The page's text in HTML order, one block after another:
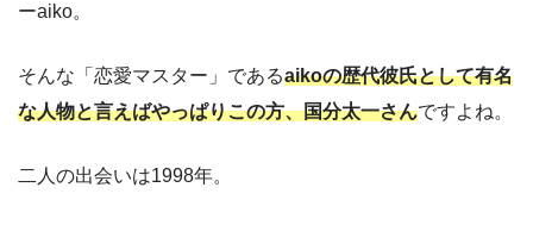
ーaiko。
そんな「恋愛マスター」であるaikoの歴代彼氏として有名
な人物と言えばやっぱりこの方、国分太一さんですよね。
二人の出会いは1998年。